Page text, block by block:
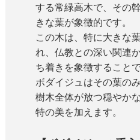
する常緑高木で、その
きな葉が象徴的です。
この木は、特に大きな
れ、仏教との深い関連
ち着きを象徴すること
ボダイジュはその葉の
樹木全体が放つ穏やか
特の美を加えます。